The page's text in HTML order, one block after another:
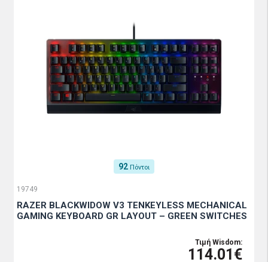
92 Πόντοι
19749
RAZER BLACKWIDOW V3 TENKEYLESS MECHANICAL
GAMING KEYBOARD GR LAYOUT – GREEN SWITCHES
Τιμή Wisdom:
114.01€